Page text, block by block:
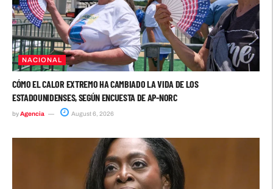
NACIONAL
CÓMO EL CALOR EXTREMO HA CAMBIADO LA VIDA DE LOS
ESTADOUNIDENSES, SEGÚN ENCUESTA DE AP-NORC
byAgencia August 6, 2026